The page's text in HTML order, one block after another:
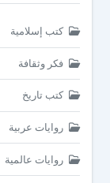
كتب إسلامية
فكر وثقافة
كتب تاريخ
روايات عربية
روايات عالمية